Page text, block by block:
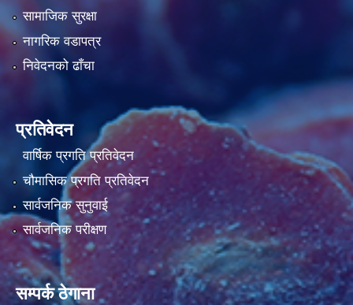
सामाजिक सुरक्षा
नागरिक वडापत्र
निवेदनको ढाँचा
प्रतिवेदन
वार्षिक प्रगति प्रतिवेदन
चौमासिक प्रगति प्रतिवेदन
सार्वजनिक सुनुवाई
सार्वजनिक परीक्षण
सम्पर्क ठेगाना